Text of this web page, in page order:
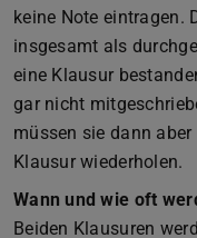
keine Note eintragen.
insgesamt als
eine Klausur
gar nicht
müssen sie dann
Klausur wiederholen.
Wann und wie oft
Beiden Klausuren